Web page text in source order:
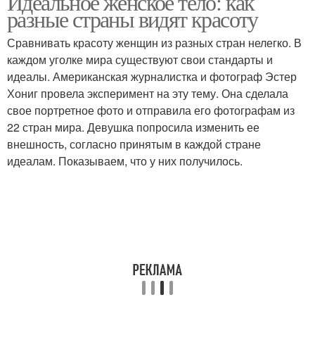
разные страны видят красоту
Сравнивать красоту женщин из разных стран нелегко. В
каждом уголке мира существуют свои стандарты и
идеалы. Американская журналистка и фотограф Эстер
Хониг провела эксперимент на эту тему. Она сделала
свое портретное фото и отправила его фотографам из
22 стран мира. Девушка попросила изменить ее
внешность, согласно принятым в каждой стране
идеалам. Показываем, что у них получилось.